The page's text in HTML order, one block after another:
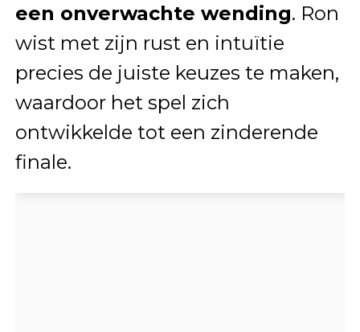
een onverwachte wending. Ron
wist met zijn rust en intuïtie
precies de juiste keuzes te maken,
waardoor het spel zich
ontwikkelde tot een zinderende
finale.